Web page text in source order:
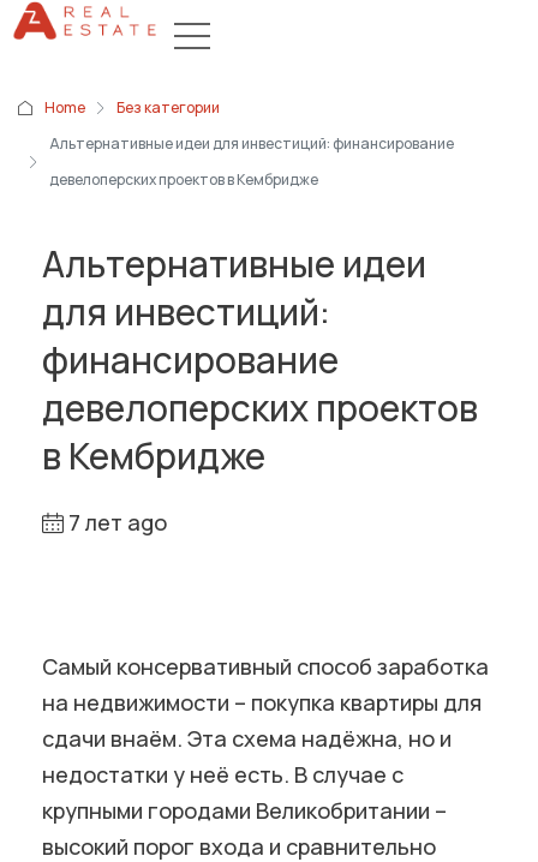
Home
Без категории
Альтернативные идеи для инвестиций: финансирование
девелоперских проектов в Кембридже
Альтернативные идеи
для инвестиций:
финансирование
девелоперских проектов
в Кембридже
7 лет ago
Самый консервативный способ заработка
на недвижимости – покупка квартиры для
сдачи внаём. Эта схема надёжна, но и
недостатки у неё есть. В случае с
крупными городами Великобритании –
высокий порог входа и сравнительно